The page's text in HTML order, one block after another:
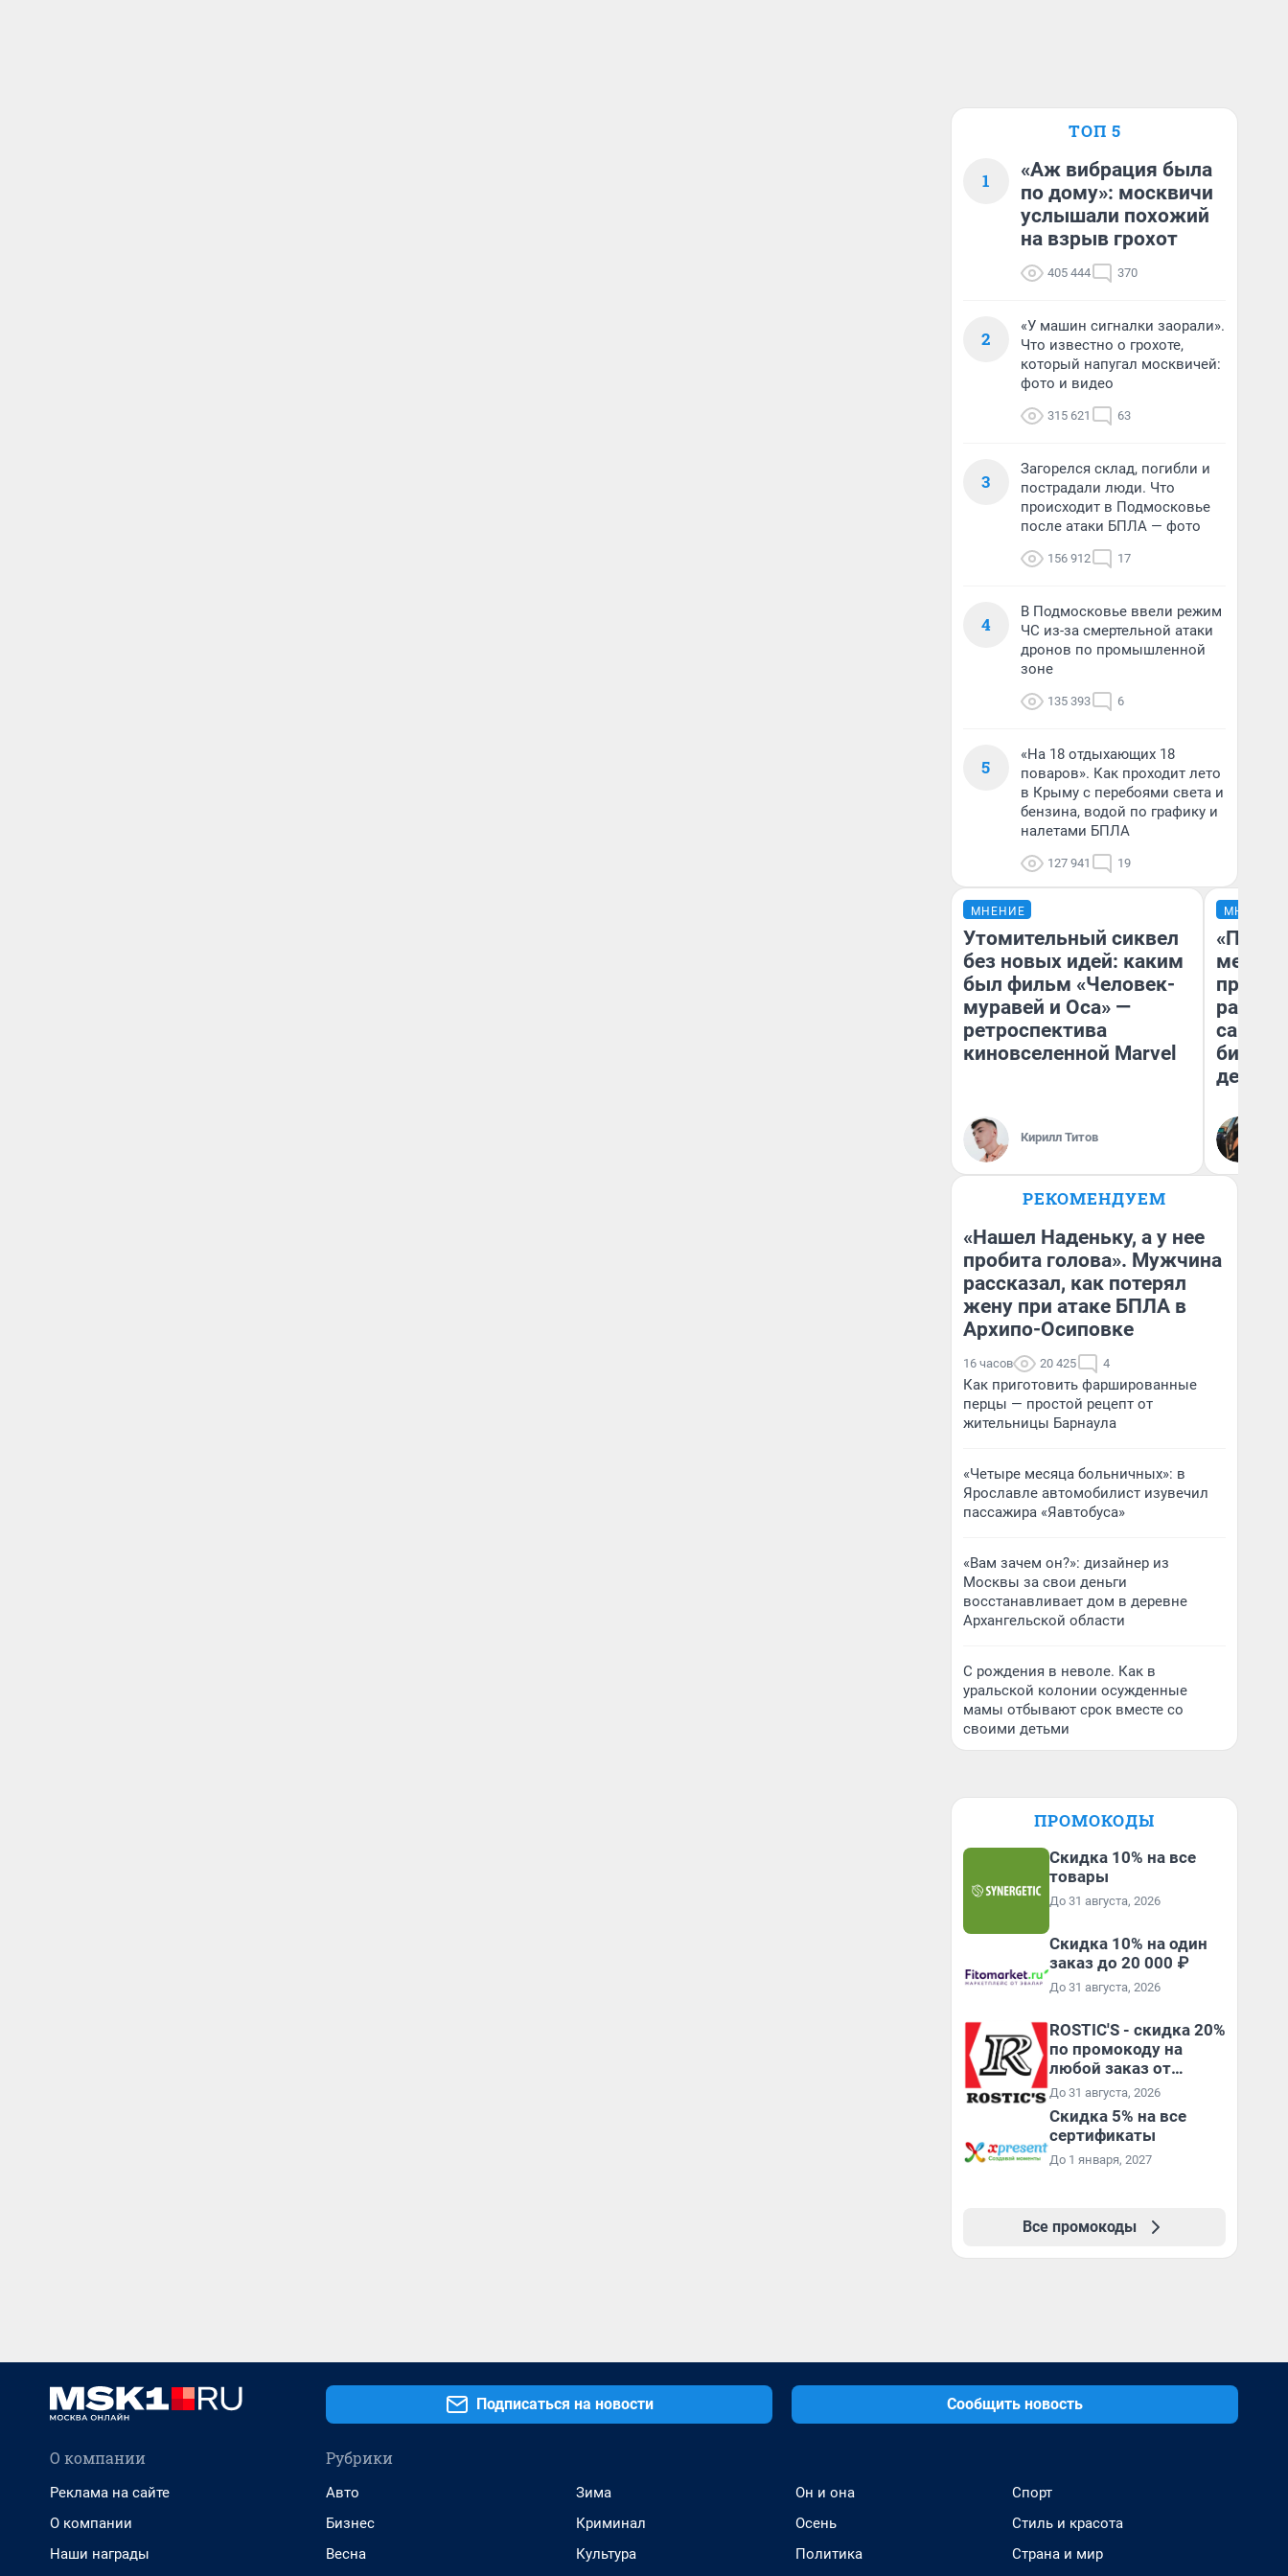
ТОП 5
1
«Аж вибрация была
по дому»: москвичи
услышали похожий
на взрыв грохот
405 444 370
2
«У машин сигналки заорали».
Что известно о грохоте,
который напугал москвичей:
фото и видео
315 621 63
3
Загорелся склад, погибли и
пострадали люди. Что
происходит в Подмосковье
после атаки БПЛА — фото
156 912 17
4
В Подмосковье ввели режим
ЧС из-за смертельной атаки
дронов по промышленной
зоне
135 393 6
5
«На 18 отдыхающих 18
поваров». Как проходит лето
в Крыму с перебоями света и
бензина, водой по графику и
налетами БПЛА
127 941 19
МНЕНИЕ
Утомительный сиквел
без новых идей: каким
был фильм «Человек-
муравей и Оса» —
ретроспектива
киновселенной Marvel
Кирилл Титов
МНЕНИЕ
самом
РЕКОМЕНДУЕМ
«Нашел Наденьку, а у нее
пробита голова». Мужчина
рассказал, как потерял
жену при атаке БПЛА в
Архипо-Осиповке
16 часов 20 425 4
Как приготовить фаршированные
перцы — простой рецепт от
жительницы Барнаула
«Четыре месяца больничных»: в
Ярославле автомобилист изувечил
пассажира «Яавтобуса»
«Вам зачем он?»: дизайнер из
Москвы за свои деньги
восстанавливает дом в деревне
Архангельской области
С рождения в неволе. Как в
уральской колонии осужденные
мамы отбывают срок вместе со
своими детьми
ПРОМОКОДЫ
Скидка 10% на все
товары
До 31 августа, 2026
Скидка 10% на один
заказ до 20 000 ₽
До 31 августа, 2026
ROSTIC'S - скидка 20%
по промокоду на
любой заказ от
3199₽!
До 31 августа, 2026
Скидка 5% на все
сертификаты
До 1 января, 2027
Все промокоды
Подписаться на новости Сообщить новость
О компании
Реклама на сайте
О компании
Наши награды
Рубрики
Авто
Бизнес
Весна
Зима
Криминал
Культура
Он и она
Осень
Политика
Спорт
Стиль и красота
Страна и мир